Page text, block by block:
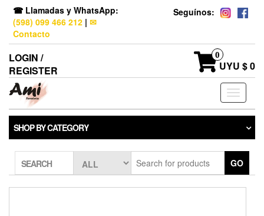
☎ Llamadas y WhatsApp:
(598) 099 466 212 | ✉
Contacto
Seguínos:
LOGIN /
REGISTER
0
UYU $ 0
Toggle
SHOP BY CATEGORY
SEARCH GO